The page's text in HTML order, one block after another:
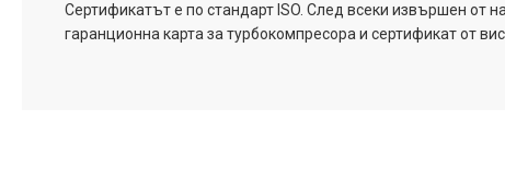
Сертификатът е по стандарт ISO. След всеки извършен от
гаранционна карта за турбокомпресора и сертификат от